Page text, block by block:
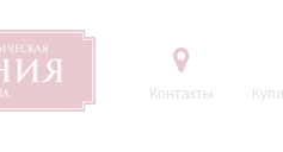
Контакты